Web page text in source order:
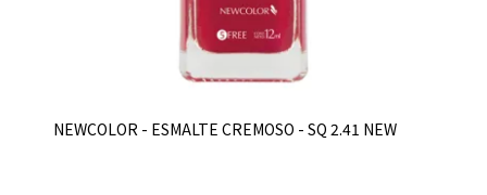
NEWCOLOR - ESMALTE CREMOSO - SQ 2.41 NEW